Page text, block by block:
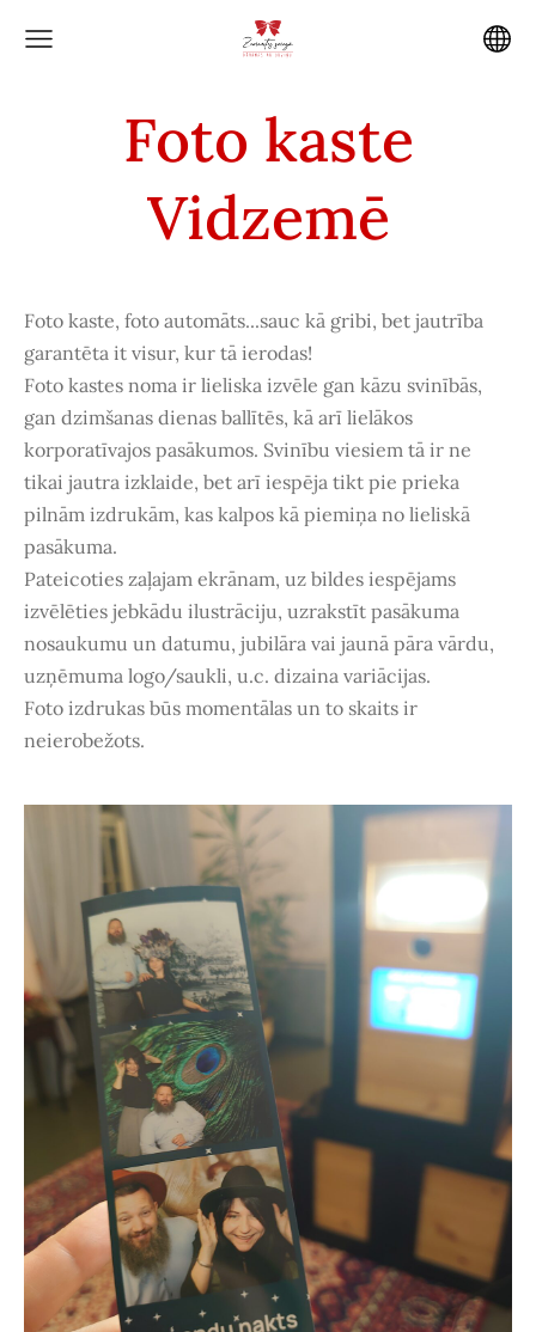
Foto kaste
Vidzemē
Foto kaste, foto automāts...sauc kā gribi, bet jautrība
garantēta it visur, kur tā ierodas!
Foto kastes noma ir lieliska izvēle gan kāzu svinībās,
gan dzimšanas dienas ballītēs, kā arī lielākos
korporatīvajos pasākumos. Svinību viesiem tā ir ne
tikai jautra izklaide, bet arī iespēja tikt pie prieka
pilnām izdrukām, kas kalpos kā piemiņa no lieliskā
pasākuma.
Pateicoties zaļajam ekrānam, uz bildes iespējams
izvēlēties jebkādu ilustrāciju, uzrakstīt pasākuma
nosaukumu un datumu, jubilāra vai jaunā pāra vārdu,
uzņēmuma logo/saukli, u.c. dizaina variācijas.
Foto izdrukas būs momentālas un to skaits ir
neierobežots.